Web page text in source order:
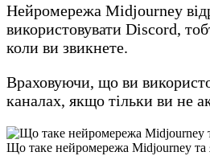
Нейромережа Midjourney
використовувати Discord,
коли ви звикнете.
Враховуючи, що ви
каналах, якщо тільки ви не
Що таке нейромережа Midjourney та